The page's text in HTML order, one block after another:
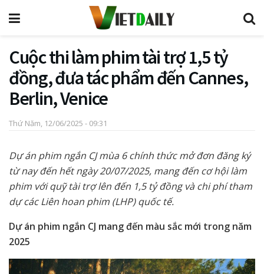
Cuộc thi làm phim tài trợ 1,5 tỷ
đồng, đưa tác phẩm đến Cannes,
Berlin, Venice
Thứ Năm, 12/06/2025 - 09:31
Dự án phim ngắn CJ mùa 6 chính thức mở đơn đăng ký
từ nay đến hết ngày 20/07/2025, mang đến cơ hội làm
phim với quỹ tài trợ lên đến 1,5 tỷ đồng và chi phí tham
dự các Liên hoan phim (LHP) quốc tế.
Dự án phim ngắn CJ mang đến màu sắc mới trong năm
2025